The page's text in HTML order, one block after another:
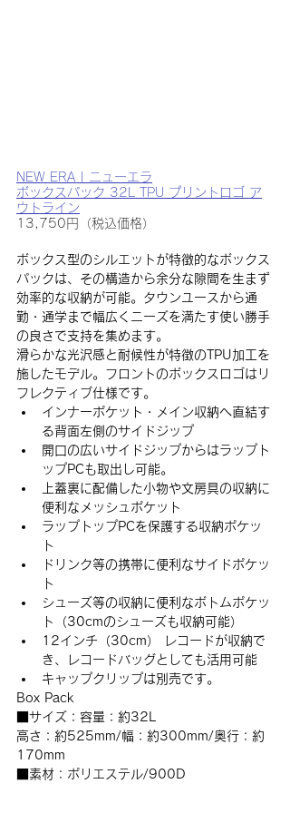
NEW ERA | ニューエラ
ボックスパック 32L TPU プリントロゴ ア
ウトライン
13,750円（税込価格）
ボックス型のシルエットが特徴的なボックス
パックは、その構造から余分な隙間を生まず
効率的な収納が可能。タウンユースから通
勤・通学まで幅広くニーズを満たす使い勝手
の良さで支持を集めます。
滑らかな光沢感と耐候性が特徴のTPU加工を
施したモデル。フロントのボックスロゴはリ
フレクティブ仕様です。
﻿インナーポケット・メイン収納へ直結す
る背面左側のサイドジップ
﻿開口の広いサイドジップからはラップト
ップPCも取出し可能。
﻿上蓋裏に配備した小物や文房具の収納に
便利なメッシュポケット
﻿ラップトップPCを保護する収納ポケッ
ト
﻿ドリンク等の携帯に便利なサイドポケッ
ト
﻿シューズ等の収納に便利なボトムポケッ
ト（30cmのシューズも収納可能）
﻿12インチ（30cm） レコードが収納で
き、レコードバッグとしても活用可能
﻿キャップクリップは別売です。
Box Pack
■サイズ：容量：約32L
高さ：約525mm/幅：約300mm/奥行：約
170mm
■素材：ポリエステル/900D